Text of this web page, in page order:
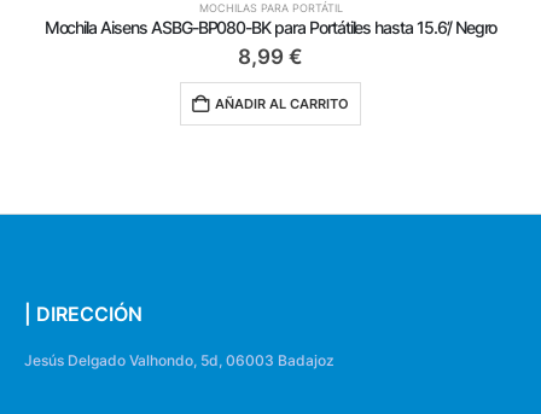
MOCHILAS PARA PORTÁTIL
Mochila Aisens ASBG-BP080-BK para Portátiles hasta 15.6’/ Negro
8,99 €
AÑADIR AL CARRITO
| DIRECCIÓN
Jesús Delgado Valhondo, 5d, 06003 Badajoz